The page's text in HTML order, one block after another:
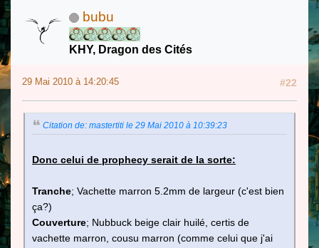
bubu
KHY, Dragon des Cités
29 Mai 2010 à 14:20:45 #22
Citation de: mastertiti le 29 Mai 2010 à 10:39:23
Donc celui de prophecy serait de la sorte:
Tranche; Vachette marron 5.2mm de largeur (c'est bien
ça?)
Couverture; Nubbuck beige clair huilé, certis de
vachette marron, cousu marron (comme celui que j'ai